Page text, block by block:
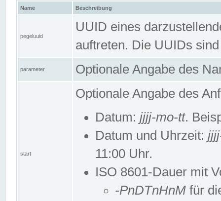
Name Beschreibung
pegeluuid
UUID eines
auftreten. Die UUIDs
parameter Optionale Angabe des
start
Optionale Angabe des
Datum: jjjj-mo-tt.
Datum und Uhrzeit:
11:00 Uhr.
ISO 8601-Dauer mit
-PnDTnHnM für